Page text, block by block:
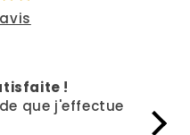
!
que j'effectue
top !